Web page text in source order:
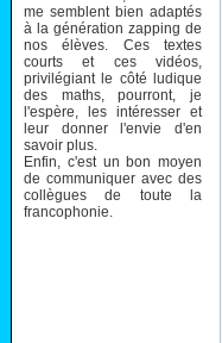
me semblent bien adaptés
à la génération zapping de
nos élèves. Ces textes
courts et ces vidéos,
privilégiant le côté ludique
des maths, pourront, je
l'espère, les intéresser et
leur donner l'envie d'en
savoir plus.
Enfin, c'est un bon moyen
de communiquer avec des
collègues de toute la
francophonie.